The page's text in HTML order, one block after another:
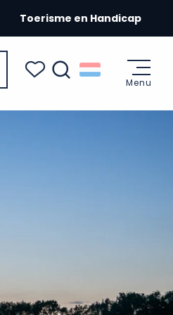
Toerisme en Handicap
Menu